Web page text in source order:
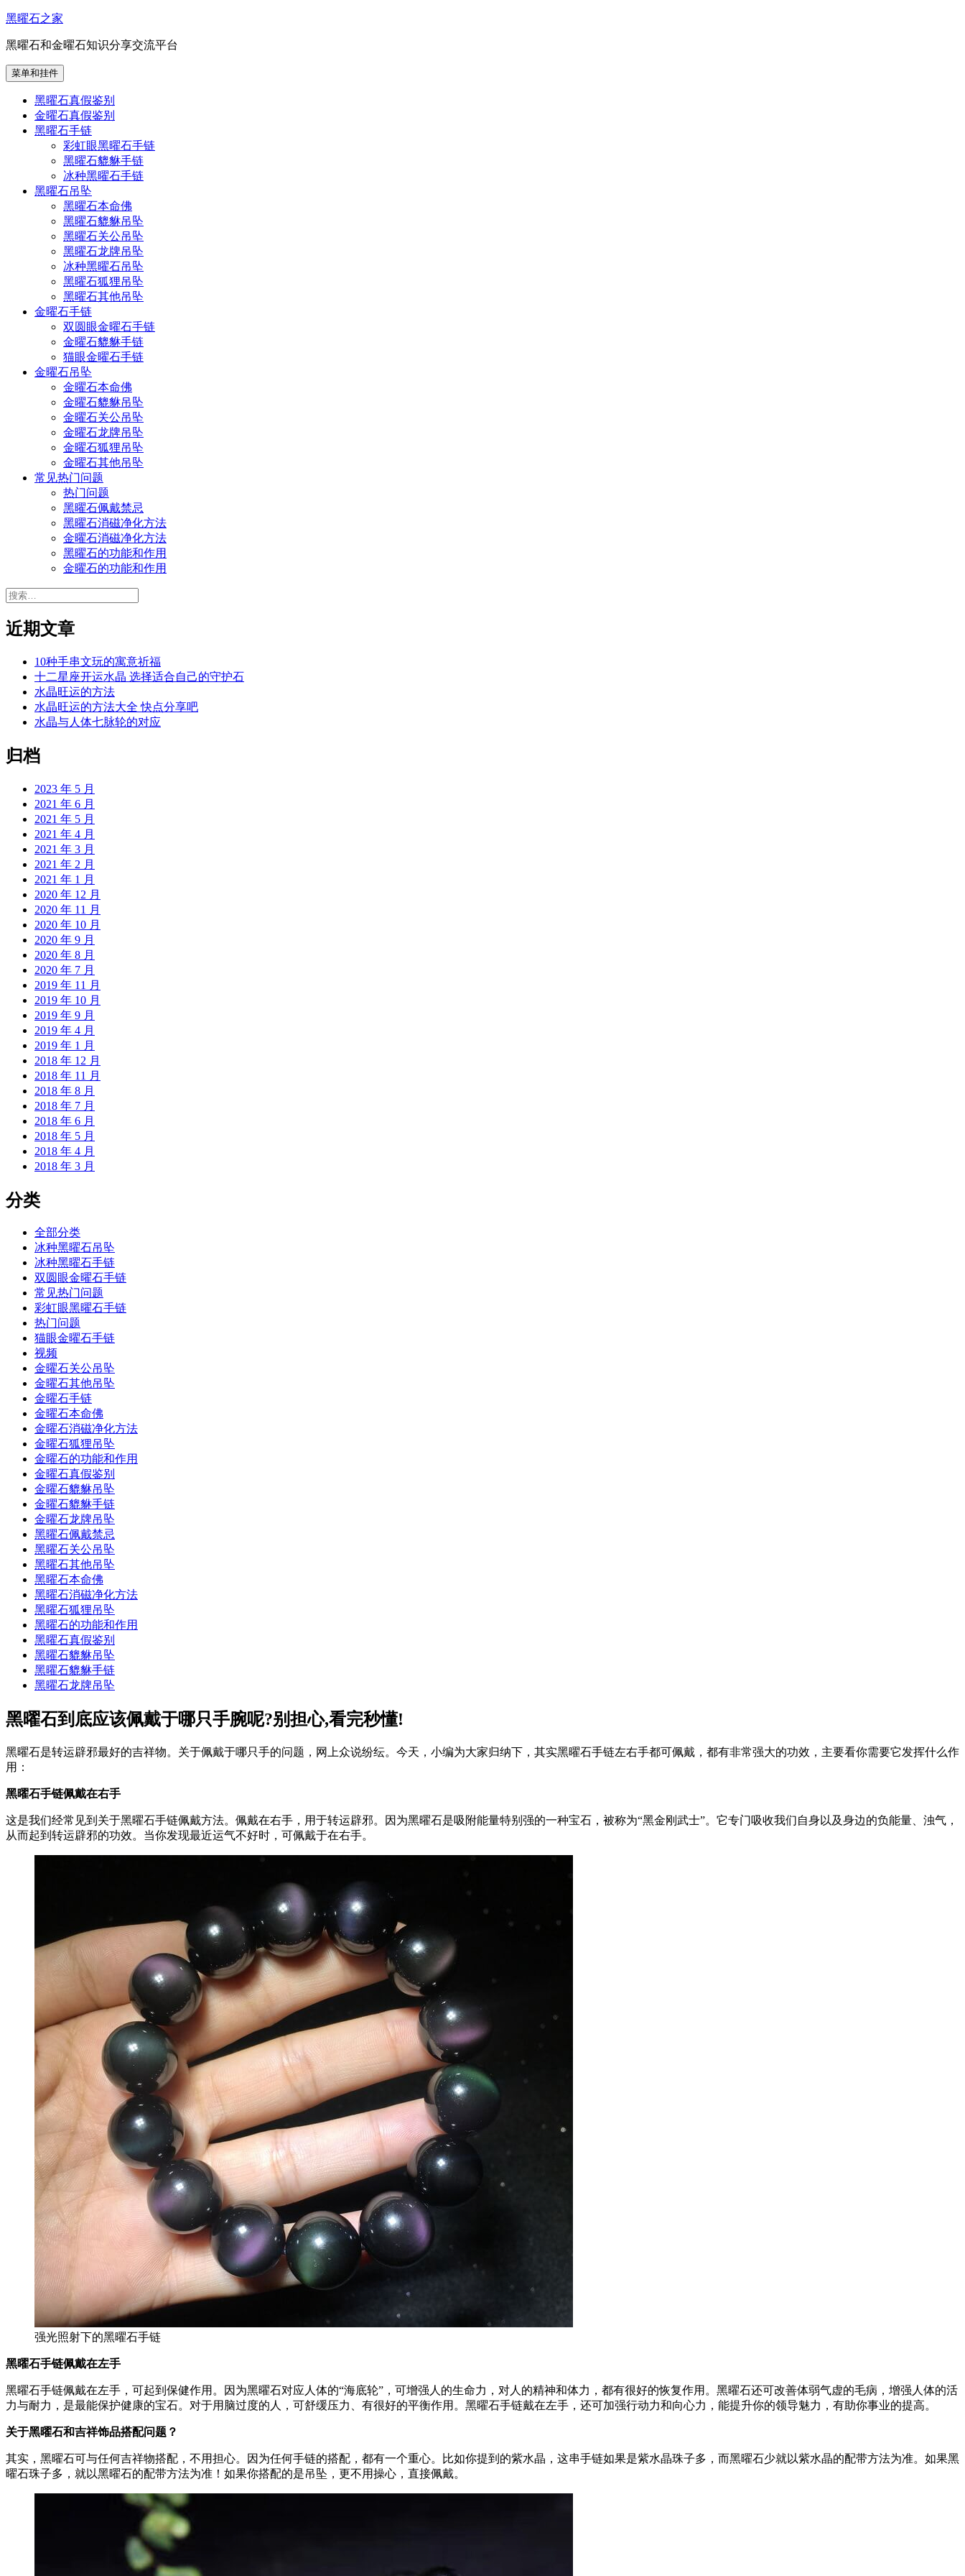
跳
内
容
黑曜石之家
黑曜石和金曜石知识分享交流平台
菜单和挂件
黑曜石真假鉴别
金曜石真假鉴别
黑曜石手链
彩虹眼黑曜石手链
黑曜石貔貅手链
冰种黑曜石手链
黑曜石吊坠
黑曜石本命佛
黑曜石貔貅吊坠
黑曜石关公吊坠
黑曜石龙牌吊坠
冰种黑曜石吊坠
黑曜石狐狸吊坠
黑曜石其他吊坠
金曜石手链
双圆眼金曜石手链
金曜石貔貅手链
猫眼金曜石手链
金曜石吊坠
金曜石本命佛
金曜石貔貅吊坠
金曜石关公吊坠
金曜石龙牌吊坠
金曜石狐狸吊坠
金曜石其他吊坠
常见热门问题
热门问题
黑曜石佩戴禁忌
黑曜石消磁净化方法
金曜石消磁净化方法
黑曜石的功能和作用
金曜石的功能和作用
搜
近期文章
10种手串文玩的寓意祈福
十二星座开运水晶 选择适合自己的守护石
水晶旺运的方法
水晶旺运的方法大全 快点分享吧
水晶与人体七脉轮的对应
归档
2023 年 5 月
2021 年 6 月
2021 年 5 月
2021 年 4 月
2021 年 3 月
2021 年 2 月
2021 年 1 月
2020 年 12 月
2020 年 11 月
2020 年 10 月
2020 年 9 月
2020 年 8 月
2020 年 7 月
2019 年 11 月
2019 年 10 月
2019 年 9 月
2019 年 4 月
2019 年 1 月
2018 年 12 月
2018 年 11 月
2018 年 8 月
2018 年 7 月
2018 年 6 月
2018 年 5 月
2018 年 4 月
2018 年 3 月
分类
全部分类
冰种黑曜石吊坠
冰种黑曜石手链
双圆眼金曜石手链
常见热门问题
彩虹眼黑曜石手链
热门问题
猫眼金曜石手链
视频
金曜石关公吊坠
金曜石其他吊坠
金曜石手链
金曜石本命佛
金曜石消磁净化方法
金曜石狐狸吊坠
金曜石的功能和作用
金曜石真假鉴别
金曜石貔貅吊坠
金曜石貔貅手链
金曜石龙牌吊坠
黑曜石佩戴禁忌
黑曜石关公吊坠
黑曜石其他吊坠
黑曜石本命佛
黑曜石消磁净化方法
黑曜石狐狸吊坠
黑曜石的功能和作用
黑曜石真假鉴别
黑曜石貔貅吊坠
黑曜石貔貅手链
黑曜石龙牌吊坠
黑曜石到底应该佩戴于哪只手腕呢?别担心,看完秒懂!
黑曜石是转运辟邪最好的吉祥物。关于佩戴于哪只手的问题，网上众说纷纭。今天，小编为大家归纳下，其实黑曜石手链左右手都可佩戴，都有非常强大的功效，主要看你需要它发挥什么作
用：
黑曜石手链佩戴在右手
这是我们经常见到关于黑曜石手链佩戴方法。佩戴在右手，用于转运辟邪。因为黑曜石是吸附能量特别强的一种宝石，被称为“黑金刚武士”。它专门吸收我们自身以及身边的负能量、浊气，
从而起到转运辟邪的功效。当你发现最近运气不好时，可佩戴于在右手。
强光照射下的黑曜石手链
黑曜石手链佩戴在左手
黑曜石手链佩戴在左手，可起到保健作用。因为黑曜石对应人体的“海底轮”，可增强人的生命力，对人的精神和体力，都有很好的恢复作用。黑曜石还可改善体弱气虚的毛病，增强人体的活
力与耐力，是最能保护健康的宝石。对于用脑过度的人，可舒缓压力、有很好的平衡作用。黑曜石手链戴在左手，还可加强行动力和向心力，能提升你的领导魅力，有助你事业的提高。
关于黑曜石和吉祥饰品搭配问题？
其实，黑曜石可与任何吉祥物搭配，不用担心。因为任何手链的搭配，都有一个重心。比如你提到的紫水晶，这串手链如果是紫水晶珠子多，而黑曜石少就以紫水晶的配带方法为准。如果黑
曜石珠子多，就以黑曜石的配带方法为准！如果你搭配的是吊坠，更不用操心，直接佩戴。